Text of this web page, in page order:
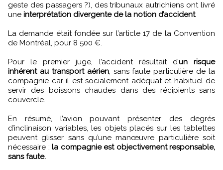
geste des passagers ?), des tribunaux autrichiens ont livré
une interprétation divergente de la notion d’accident.
La demande était fondée sur l’article 17 de la Convention
de Montréal, pour 8 500 €.
Pour le premier juge, l’accident résultait d’un risque
inhérent au transport aérien, sans faute particulière de la
compagnie car il est socialement adéquat et habituel de
servir des boissons chaudes dans des récipients sans
couvercle.
En résumé, l’avion pouvant présenter des degrés
d’inclinaison variables, les objets placés sur les tablettes
peuvent glisser sans qu’une manœuvre particulière soit
nécessaire : la compagnie est objectivement responsable,
sans faute.